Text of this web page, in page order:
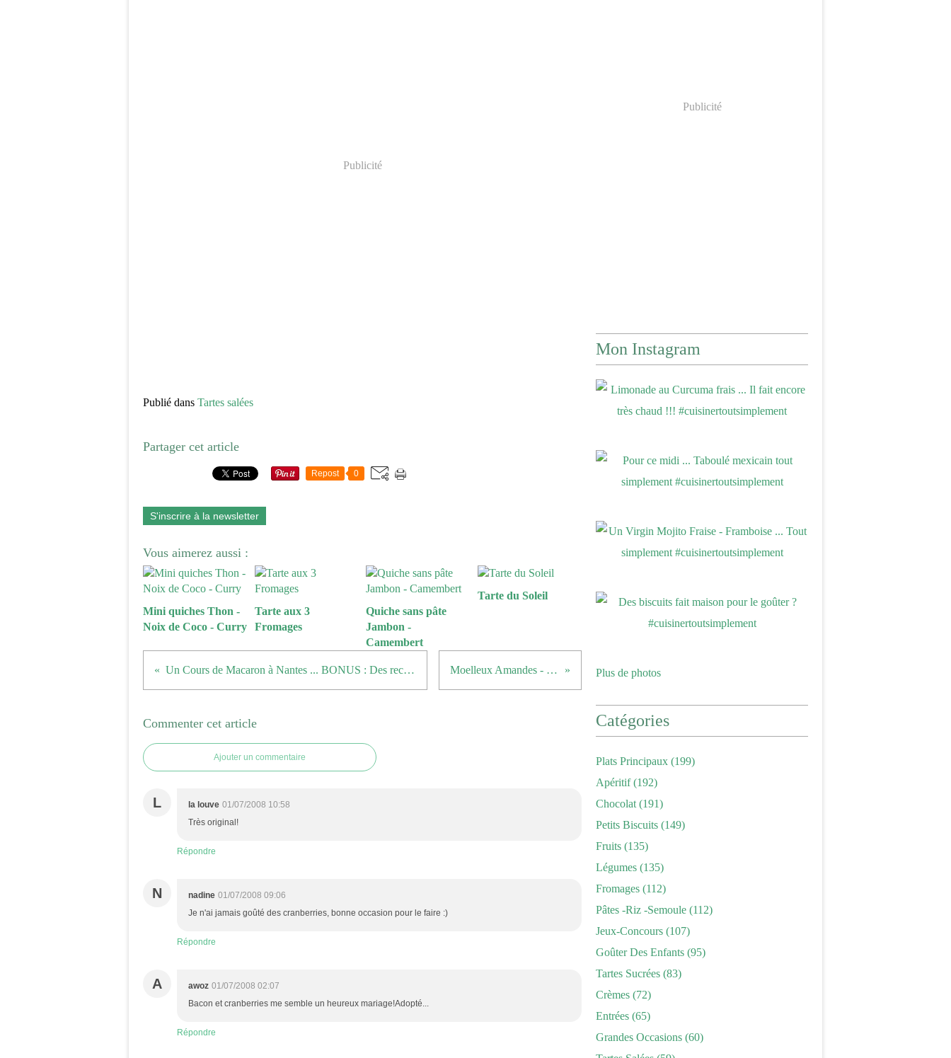
Publicité
Publié dans Tartes salées
Partager cet article
Repost 0
S'inscrire à la newsletter
Vous aimerez aussi :
Mini quiches Thon -
Noix de Coco - Curry
Tarte aux 3
Fromages
Quiche sans pâte
Jambon -
Camembert
Tarte du Soleil
Un Cours de Macaron à Nantes ... BONUS : Des recettes de garnitures Moelleux Amandes - Rhubarbe
Commenter cet article
Ajouter un commentaire
L la louve 01/07/2008 10:58
Très original!
Répondre
N nadine 01/07/2008 09:06
Je n'ai jamais goûté des cranberries, bonne occasion pour le faire :)
Répondre
A awoz 01/07/2008 02:07
Bacon et cranberries me semble un heureux mariage!Adopté...
Répondre
Publicité
Mon Instagram
Plus de photos
Catégories
Plats Principaux (199)
Apéritif(192)
Chocolat (191)
Petits Biscuits (149)
Fruits (135)
Légumes (135)
Fromages (112)
Pâtes -riz -semoule (112)
Jeux-Concours (107)
Goûter Des Enfants (95)
Tartes Sucrées (83)
Crèmes (72)
Entrées (65)
Grandes Occasions (60)